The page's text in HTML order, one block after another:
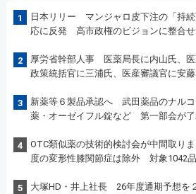
1
日本リリー マンジャロ皮下注の「持
応に反発 高市政権のビジョンに整合
2
厚労省幹部人事 医薬局長に内山氏、
政策統括官に三浦氏、医産審議官に安
3
新薬等６製品承認へ 武田薬品のナル
薬・オーゼイフル錠など 第一部会が了
4
OTC類似薬の技術的検討会が中間取り
度の変形性膝関節症は除外 対象1042
5
大塚HD・井上社長 26年度通期予想を